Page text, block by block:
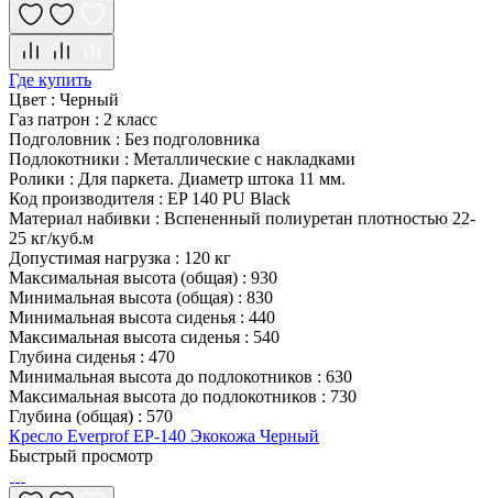
Где купить
Цвет : Черный
Газ патрон : 2 класс
Подголовник : Без подголовника
Подлокотники : Металлические с накладками
Ролики : Для паркета. Диаметр штока 11 мм.
Код производителя : EP 140 PU Black
Материал набивки : Вспененный полиуретан плотностью 22-
25 кг/куб.м
Допустимая нагрузка : 120 кг
Максимальная высота (общая) : 930
Минимальная высота (общая) : 830
Минимальная высота сиденья : 440
Максимальная высота сиденья : 540
Глубина сиденья : 470
Минимальная высота до подлокотников : 630
Максимальная высота до подлокотников : 730
Глубина (общая) : 570
Кресло Everprof EP-140 Экокожа Черный
Быстрый просмотр